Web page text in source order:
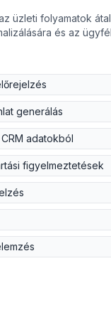
üzleti folyamatok
és az
generálás
adatokból
figyelmeztetések